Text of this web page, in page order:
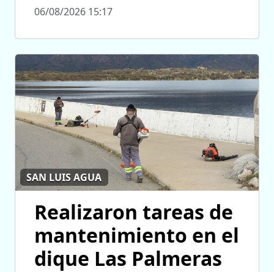
06/08/2026 15:17
SAN LUIS AGUA
Realizaron tareas de
mantenimiento en el
dique Las Palmeras